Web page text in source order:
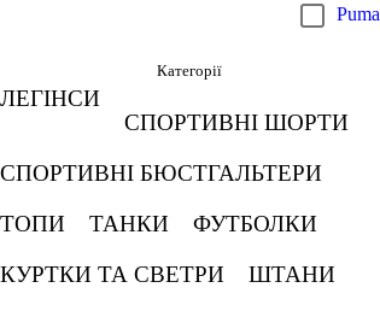
Puma
Категорії
ЛЕГІНСИ
СПОРТИВНІ ШОРТИ
СПОРТИВНІ БЮСТГАЛЬТЕРИ
ТОПИ
ТАНКИ
ФУТБОЛКИ
КУРТКИ ТА СВЕТРИ
ШТАНИ